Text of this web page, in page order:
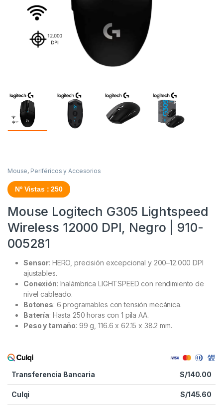
Mouse, Periféricos y Accesorios
Nº Vistas : 250
Mouse Logitech G305 Lightspeed
Wireless 12000 DPI, Negro | 910-
005281
Sensor: HERO, precisión excepcional y 200–12.000 DPI
ajustables.
Conexión: Inalámbrica LIGHTSPEED con rendimiento de
nivel cableado.
Botones: 6 programables con tensión mecánica.
Batería: Hasta 250 horas con 1 pila AA.
Peso y tamaño: 99 g, 116.6 x 62.15 x 38.2 mm.
Transferencia Bancaria S/140.00
Culqi S/145.60